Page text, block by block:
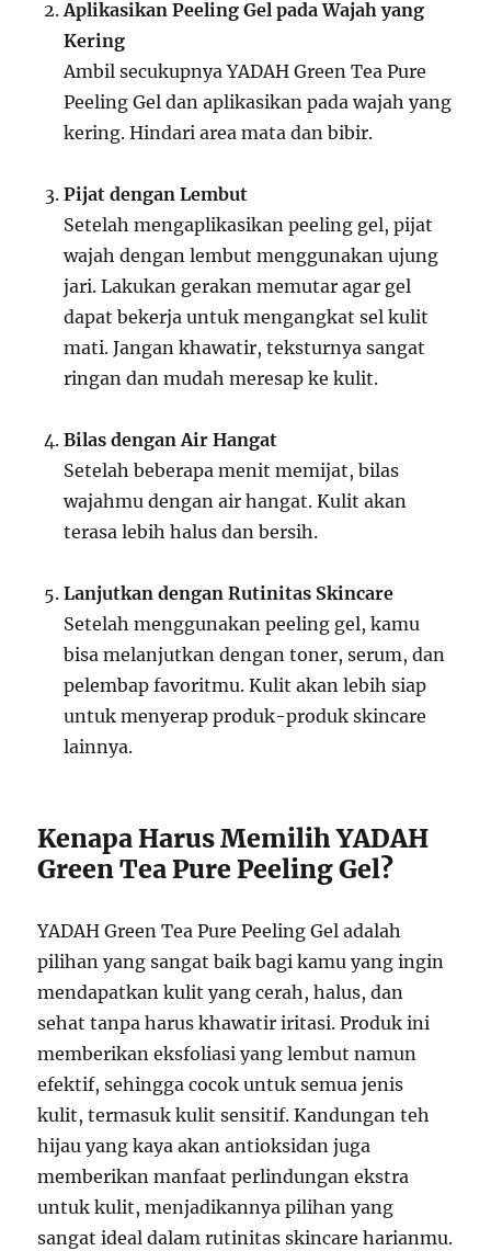
Aplikasikan Peeling Gel pada Wajah yang
Kering
Ambil secukupnya YADAH Green Tea Pure
Peeling Gel dan aplikasikan pada wajah yang
kering. Hindari area mata dan bibir.
Pijat dengan Lembut
Setelah mengaplikasikan peeling gel, pijat
wajah dengan lembut menggunakan ujung
jari. Lakukan gerakan memutar agar gel
dapat bekerja untuk mengangkat sel kulit
mati. Jangan khawatir, teksturnya sangat
ringan dan mudah meresap ke kulit.
Bilas dengan Air Hangat
Setelah beberapa menit memijat, bilas
wajahmu dengan air hangat. Kulit akan
terasa lebih halus dan bersih.
Lanjutkan dengan Rutinitas Skincare
Setelah menggunakan peeling gel, kamu
bisa melanjutkan dengan toner, serum, dan
pelembap favoritmu. Kulit akan lebih siap
untuk menyerap produk-produk skincare
lainnya.
Kenapa Harus Memilih YADAH
Green Tea Pure Peeling Gel?
YADAH Green Tea Pure Peeling Gel adalah
pilihan yang sangat baik bagi kamu yang ingin
mendapatkan kulit yang cerah, halus, dan
sehat tanpa harus khawatir iritasi. Produk ini
memberikan eksfoliasi yang lembut namun
efektif, sehingga cocok untuk semua jenis
kulit, termasuk kulit sensitif. Kandungan teh
hijau yang kaya akan antioksidan juga
memberikan manfaat perlindungan ekstra
untuk kulit, menjadikannya pilihan yang
sangat ideal dalam rutinitas skincare harianmu.